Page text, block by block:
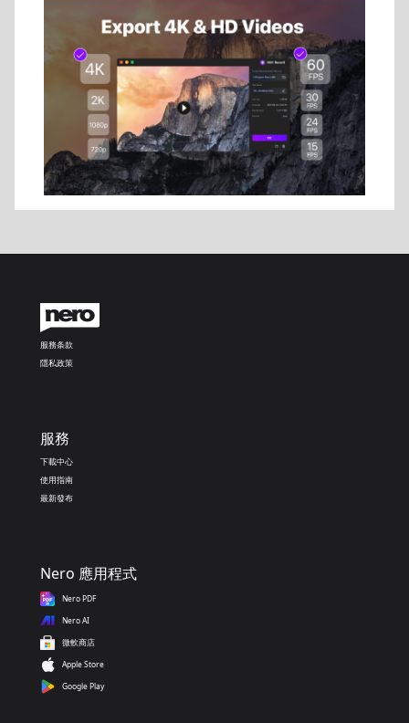
服務条款
隱私政策
服務
下載中心
使用指南
最新發布
Nero 應用程式
Nero PDF
Nero AI
微軟商店
Apple Store
Google Play